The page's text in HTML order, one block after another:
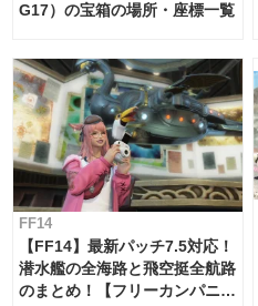
G17）の宝箱の場所・座標一覧
FF14
【FF14】最新パッチ7.5対応！
潜水艦の全海路と飛空挺全航路
のまとめ！【フリーカンパニ